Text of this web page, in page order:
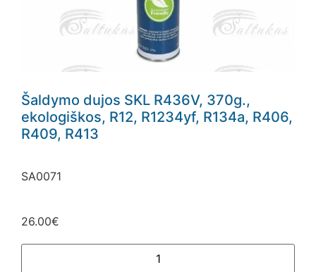
Šaldymo dujos SKL R436V, 370g.,
ekologiškos, R12, R1234yf, R134a, R406,
R409, R413
SA0071
26.00€